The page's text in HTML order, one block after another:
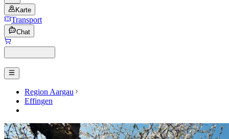
Karte
Transport
Chat
Region Aargau
Effingen